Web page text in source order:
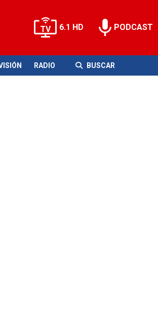
6.1 HD PODCAST
RADIO BUSCAR